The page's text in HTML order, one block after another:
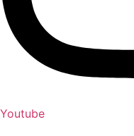
Youtube